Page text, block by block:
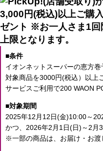
条件
イオンネットスーパーの恵方巻
対象商品を3000円(税込）以上
サービスご利用で200 WAON
対象期間
2025年12月12日(金)10:00～
かつ、 2026年2月1日(日)～2月
一部の商品は、お届け・お渡